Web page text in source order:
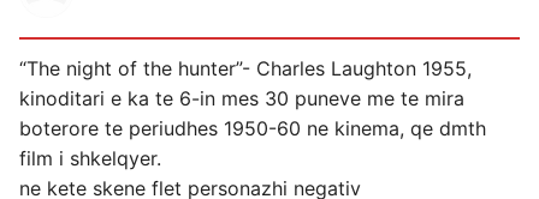
“The night of the hunter”- Charles Laughton 1955,
kinoditari e ka te 6-in mes 30 puneve me te mira
boterore te periudhes 1950-60 ne kinema, qe dmth
film i shkelqyer.
ne kete skene flet personazhi negativ